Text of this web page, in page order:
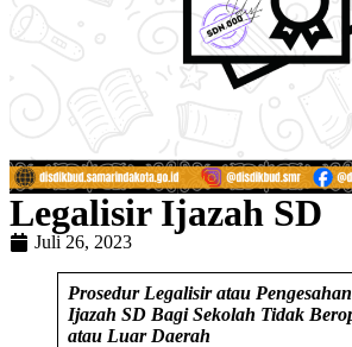
Legalisir Ijazah SD
Juli 26, 2023
Prosedur Legalisir atau
Ijazah SD Bagi Sekolah Tidak
atau Luar Daerah